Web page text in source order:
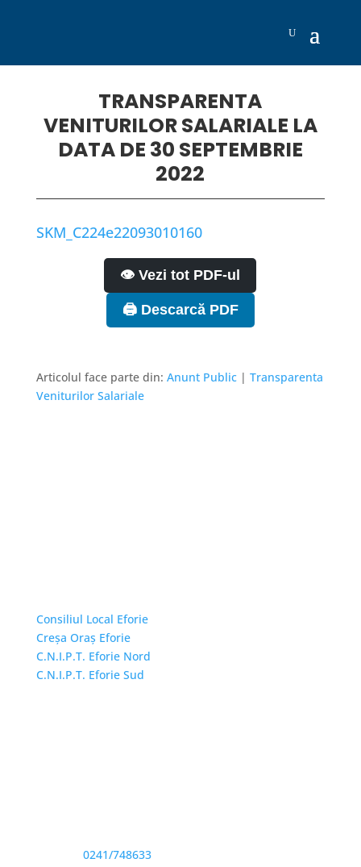
TRANSPARENTA
VENITURILOR SALARIALE LA
DATA DE 30 SEPTEMBRIE
2022
SKM_C224e22093010160
👁️ Vezi tot PDF-ul
🖨️ Descarcă PDF
Articolul face parte din: Anunt Public| Transparenta
Veniturilor Salariale
Consiliul Local Eforie
Creșa Oraș Eforie
C.N.I.P.T. Eforie Nord
C.N.I.P.T. Eforie Sud
0241/748633